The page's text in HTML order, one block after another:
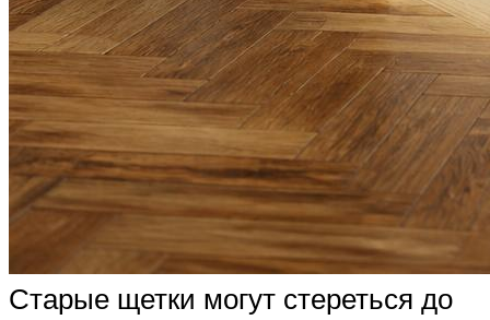
Старые щетки могут стереться до